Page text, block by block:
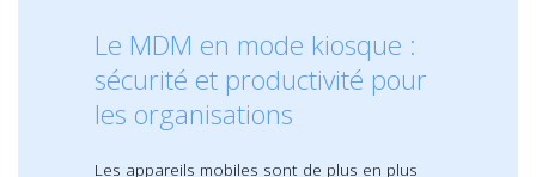
Le MDM en mode kiosque :
sécurité et productivité pour
les organisations
Les appareils mobiles sont de plus en plus